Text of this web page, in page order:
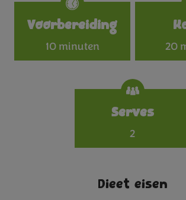
Voorbereiding
10 minuten
20
Serves
2
Dieet eisen